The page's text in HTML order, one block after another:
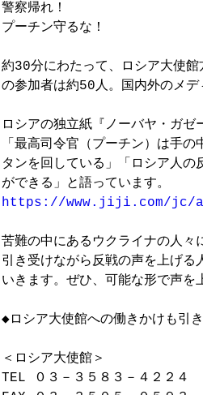
警察帰れ！
プーチン守るな！
約30分にわたって、ロシア大使
の参加者は約50人。国内外のメ
ロシアの独立紙『ノーバヤ・ガ
「最高司令官（プーチン）は手
タンを回している」「ロシア人
https://www.jiji.com/jc/
苦難の中にあるウクライナの人々
引き受けながら反戦の声を上げ
いきます。ぜひ、可能な形で声を
◆ロシア大使館への働きかけも引
＜ロシア大使館＞
TEL ０３－３５８３－４２２４